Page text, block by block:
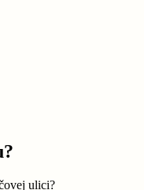
ulici?